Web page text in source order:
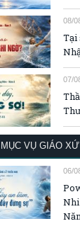
08/
Tại
07/
MỤC VỤ GIÁO XỨ
06/
Nhi